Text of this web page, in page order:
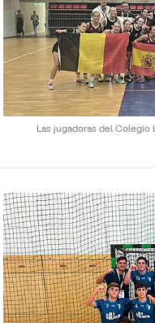
Las jugadoras del Colegio